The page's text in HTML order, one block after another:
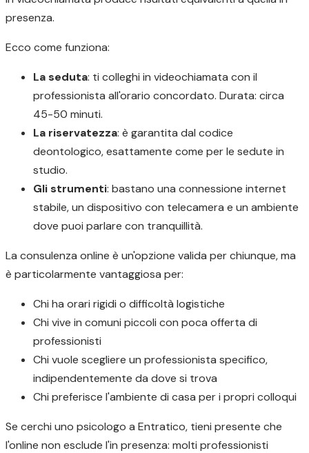
presenza.
Ecco come funziona:
La seduta: ti colleghi in videochiamata con il
professionista all'orario concordato. Durata: circa
45-50 minuti.
La riservatezza: è garantita dal codice
deontologico, esattamente come per le sedute in
studio.
Gli strumenti: bastano una connessione internet
stabile, un dispositivo con telecamera e un ambiente
dove puoi parlare con tranquillità.
La consulenza online è un'opzione valida per chiunque, ma
è particolarmente vantaggiosa per:
Chi ha orari rigidi o difficoltà logistiche
Chi vive in comuni piccoli con poca offerta di
professionisti
Chi vuole scegliere un professionista specifico,
indipendentemente da dove si trova
Chi preferisce l'ambiente di casa per i propri colloqui
Se cerchi uno psicologo a Entratico, tieni presente che
l'online non esclude l'in presenza: molti professionisti